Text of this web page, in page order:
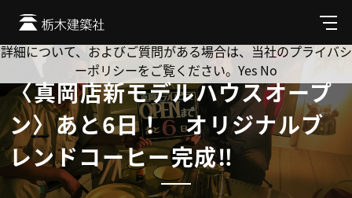
メ
ニ
ュ
〈真岡店新モデルハウスオープ
ン〉あと6日！ オリジナルブ
レンドコーヒー完成‼
Cookie を使用して、お客様の活動を追跡してもよろしいです
か? 当社ではお客様のプライバシーを極めて重視しています。
詳細について、およびご質問がある場合は、当社のプライバシ
ーポリシーをご覧ください。 Yes No